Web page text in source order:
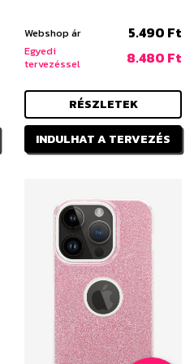
Webshop ár 5.490 Ft
Egyedi
tervezéssel
8.480 Ft
RÉSZLETEK
INDULHAT A TERVEZÉS